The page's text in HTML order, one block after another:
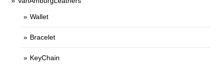
Wallet
Bracelet
KeyChain